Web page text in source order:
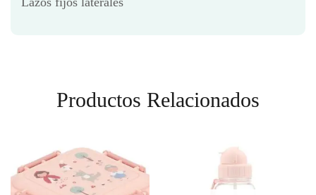
Productos Relacionados